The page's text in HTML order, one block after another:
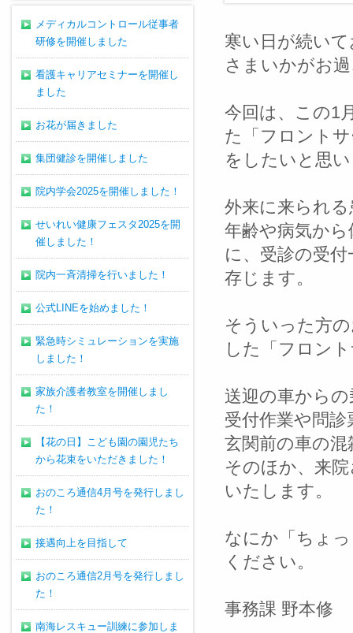
寒い日が続い
さまいかがお
今回は、この1
た「フロント
をしたいと思
外来に来られ
年齢や病気か
に、受診の受
存じます。
そういった方
した「フロン
送迎の車から
受付作業や問
玄関前の車の混
そのほか、来
いたします。
なにか「ちょ
ください。
事務課 野本修
メディカルコントロール従事者
研修を開催しました
看護キャリアセミナーを開催し
ました
お花が届きました
集団健診を開催しました
院内学会2025を開催しました！
せいれい健康フェスタ2025を開
催しました！
院内一斉清掃を行いました！
公式LINEを始めました！
緊急時シミュレーションを実施
しました！
家族介護者教室を開催しまし
た！
【花の日】こども園の園児たち
から花束をいただきました！
おのころ通信4月号を発行しまし
た！
接遇向上を目指して
おのころ通信2月号を発行しまし
た！
南海レスキュー訓練に参加しま